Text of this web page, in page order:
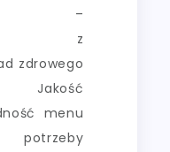
–
z
zdrowego
Jakość
menu
potrzeby